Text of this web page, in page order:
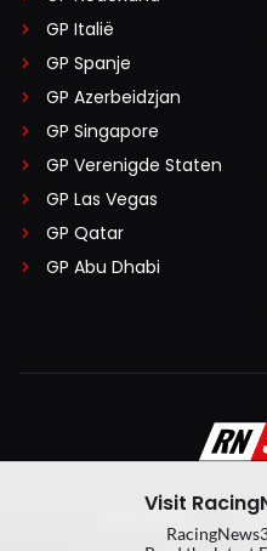
GP Italië
GP Spanje
GP Azerbeidzjan
GP Singapore
GP Verenigde Staten
GP Las Vegas
GP Qatar
GP Abu Dhabi
Visit